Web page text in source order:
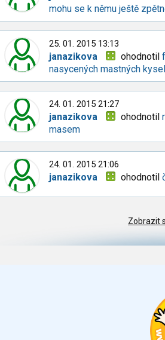
mohu se k němu ještě
25. 01. 2015 13:13
janazikova ohodnotil
nasycených mastných
24. 01. 2015 21:27
janazikova ohodnotil
masem
24. 01. 2015 21:06
janazikova ohodnotil
Zobrazit